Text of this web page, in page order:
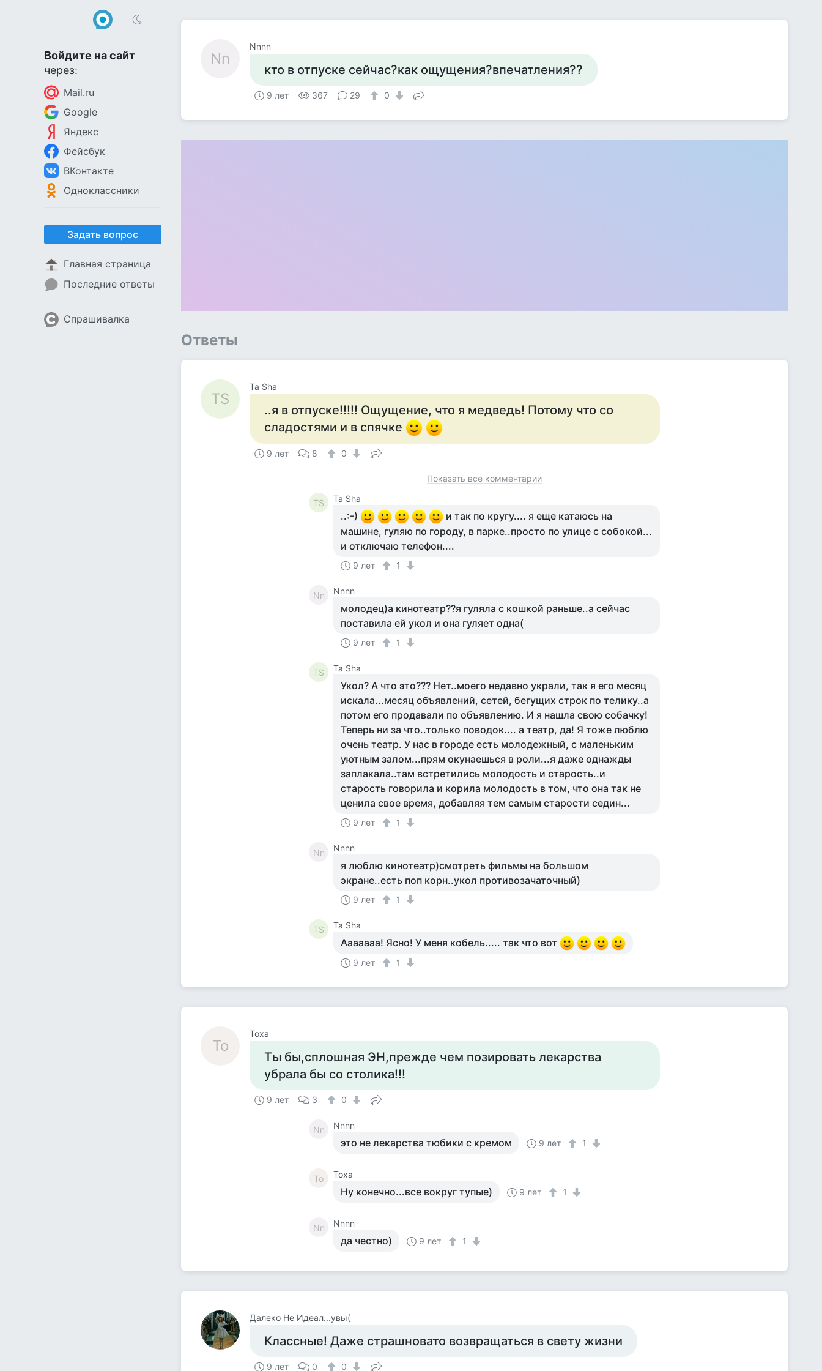
Войдите на сайт
через:
Mail.ru
Google
Яндекс
Фейсбук
ВКонтакте
Одноклассники
Задать вопрос
Главная страница
Последние ответы
Спрашивалка
Nn
Nnnn
кто в отпуске сейчас?как ощущения?впечатления??
9 лет 367 29 0
Ответы
ТS
Та Sha
..я в отпуске!!!!! Ощущение, что я медведь! Потому что со
сладостями и в спячке
9 лет 8 0
Показать все комментарии
ТS Та Sha
..:-)
и так по кругу.... я еще катаюсь на
машине, гуляю по городу, в парке..просто по улице с собокой...
и отключаю телефон....
9 лет 1
Nn Nnnn
молодец)а кинотеатр??я гуляла с кошкой раньше..а сейчас
поставила ей укол и она гуляет одна(
9 лет 1
ТS Та Sha
Укол? А что это??? Нет..моего недавно украли, так я его месяц
искала...месяц объявлений, сетей, бегущих строк по телику..а
потом его продавали по объявлению. И я нашла свою собачку!
Теперь ни за что..только поводок.... а театр, да! Я тоже люблю
очень театр. У нас в городе есть молодежный, с маленьким
уютным залом...прям окунаешься в роли...я даже однажды
заплакала..там встретились молодость и старость..и
старость говорила и корила молодость в том, что она так не
ценила свое время, добавляя тем самым старости седин...
9 лет 1
Nn Nnnn
я люблю кинотеатр)смотреть фильмы на большом
экране..есть поп корн..укол противозачаточный)
9 лет 1
ТS Та Sha
Ааааааа! Ясно! У меня кобель..... так что вот
9 лет 1
То
Тоха
Ты бы,сплошная ЭН,прежде чем позировать лекарства
убрала бы со столика!!!
9 лет 3 0
Nn Nnnn
это не лекарства тюбики с кремом 9 лет 1
То Тоха
Ну конечно...все вокруг тупые) 9 лет 1
Nn Nnnn
да честно) 9 лет 1
Далеко Не Идеал...увы(
Классные! Даже страшновато возвращаться в свету жизни
9 лет 0 0